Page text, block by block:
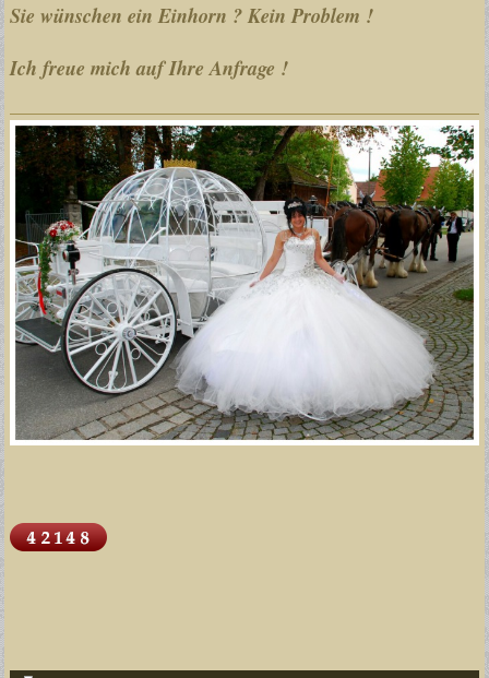
Sie wünschen ein Einhorn ? Kein Problem !
Ich freue mich auf Ihre Anfrage !